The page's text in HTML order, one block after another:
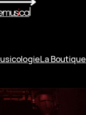
La Boutique